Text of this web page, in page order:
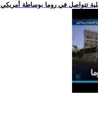
تتواصل في روما بوساطة أمريكي